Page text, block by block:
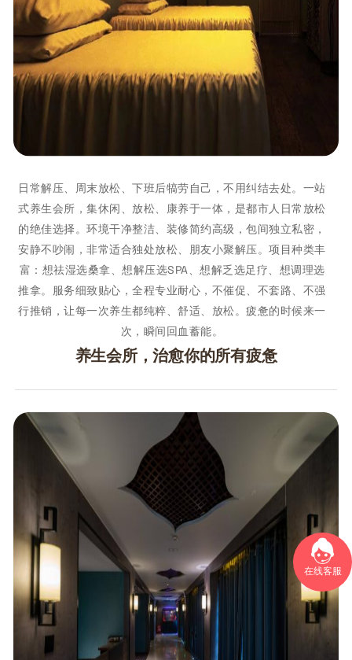
在线客服
日常解压、周末放松、下班后犒劳自己，不用纠结去处。一站
式养生会所，集休闲、放松、康养于一体，是都市人日常放松
的绝佳选择。环境干净整洁、装修简约高级，包间独立私密，
安静不吵闹，非常适合独处放松、朋友小聚解压。项目种类丰
富：想祛湿选桑拿、想解压选SPA、想解乏选足疗、想调理选
推拿。服务细致贴心，全程专业耐心，不催促、不套路、不强
行推销，让每一次养生都纯粹、舒适、放松。疲惫的时候来一
次，瞬间回血蓄能。
养生会所，治愈你的所有疲惫